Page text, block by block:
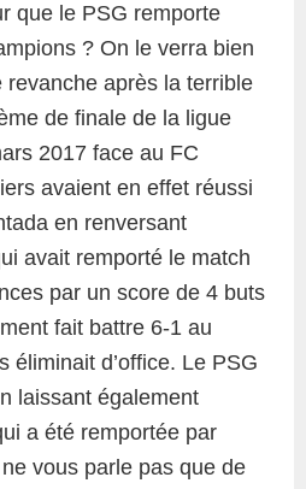
que le PSG remporte
? On le verra bien
après la terrible
de finale de la ligue
2017 face au FC
avaient en effet réussi
en renversant
avait remporté le match
par un score de 4 buts
fait battre 6-1 au
éliminait d’office. Le PSG
laissant également
a été remportée par
vous parle pas que de